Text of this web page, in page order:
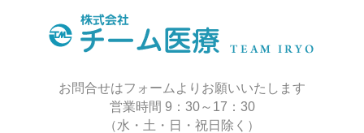
お問合せはフォームよりお願いいたします
営業時間 9：30～17：30
（水・土・日・祝日除く）